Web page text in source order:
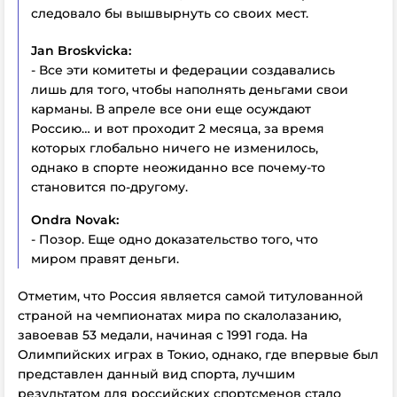
следовало бы вышвырнуть со своих мест.
Jan Broskvicka:
- Все эти комитеты и федерации создавались
лишь для того, чтобы наполнять деньгами свои
карманы. В апреле все они еще осуждают
Россию… и вот проходит 2 месяца, за время
которых глобально ничего не изменилось,
однако в спорте неожиданно все почему-то
становится по-другому.
Ondra Novak:
- Позор. Еще одно доказательство того, что
миром правят деньги.
Отметим, что Россия является самой титулованной
страной на чемпионатах мира по скалолазанию,
завоевав 53 медали, начиная с 1991 года. На
Олимпийских играх в Токио, однако, где впервые был
представлен данный вид спорта, лучшим
результатом для российских спортсменов стало